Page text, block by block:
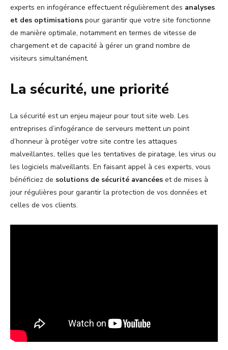
experts en infogérance effectuent régulièrement des analyses
et des optimisations pour garantir que votre site fonctionne
de manière optimale, notamment en termes de vitesse de
chargement et de capacité à gérer un grand nombre de
visiteurs simultanément.
La sécurité, une priorité
La sécurité est un enjeu majeur pour tout site web. Les
entreprises d’infogérance de serveurs mettent un point
d’honneur à protéger votre site contre les attaques
malveillantes, telles que les tentatives de piratage, les virus ou
les logiciels malveillants. En faisant appel à ces experts, vous
bénéficiez de solutions de sécurité avancées et de mises à
jour régulières pour garantir la protection de vos données et
celles de vos clients.